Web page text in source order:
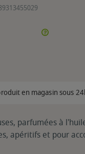
en magasin sous
parfumées à
apéritifs et pour